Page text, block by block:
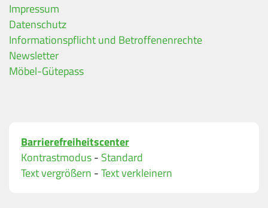
Impressum
Datenschutz
Informationspflicht und Betroffenenrechte
Newsletter
Möbel-Gütepass
Barrierefreiheitscenter
Kontrastmodus- Standard
Text vergrößern -Text verkleinern
Ihre Kontaktdaten
Alle mit Stern gekennzeichneten Felder sind
Name
Bitte geben Sie eine gültige E-Mail-Adresse ein.
Telefon*